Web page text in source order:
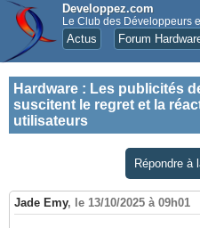
Developpez.com
Le Club des Développeurs
Actus Forum
Hardware : Les publicités
suscitent le regret et la
utilisateurs
Répondre à
Jade Emy, le 13/10/2025 à 09h01